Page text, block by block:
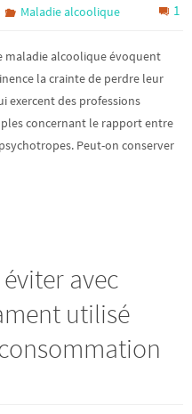
Maladie alcoolique 1
maladie alcoolique évoquent
la crainte de perdre leur
exercent des professions
concernant le rapport entre
Peut-on conserver
avec
utilisé